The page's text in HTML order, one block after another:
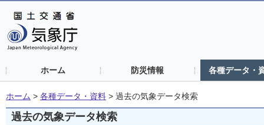
ホーム 防災情報 各種データ・
ホーム > 各種データ・資料 > 過去の気象データ検索
過去の気象データ検索